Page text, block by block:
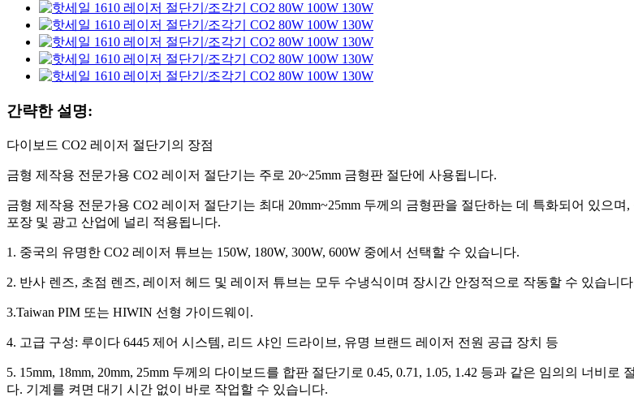
간략한 설명:
다이보드 CO2 레이저 절단기의 장점
금형 제작용 전문가용 CO2 레이저 절단기는 주로 20~25mm 금형판 절단에 사용됩니다.
금형 제작용 전문가용 CO2 레이저 절단기는 최대 20mm~25mm 두께의 금형판을 절단하는 데 특화되어 있으
포장 및 광고 산업에 널리 적용됩니다.
1. 중국의 유명한 CO2 레이저 튜브는 150W, 180W, 300W, 600W 중에서 선택할 수 있습니다.
2. 반사 렌즈, 초점 렌즈, 레이저 헤드 및 레이저 튜브는 모두 수냉식이며 장시간 안정적으로 작동할 수 있습니
3.Taiwan PIM 또는 HIWIN 선형 가이드웨이.
4. 고급 구성: 루이다 6445 제어 시스템, 리드 샤인 드라이브, 유명 브랜드 레이저 전원 공급 장치 등
5. 15mm, 18mm, 20mm, 25mm 두께의 다이보드를 합판 절단기로 0.45, 0.71, 1.05, 1.42 등과 같은 임의의 너비
다. 기계를 켜면 대기 시간 없이 바로 작업할 수 있습니다.